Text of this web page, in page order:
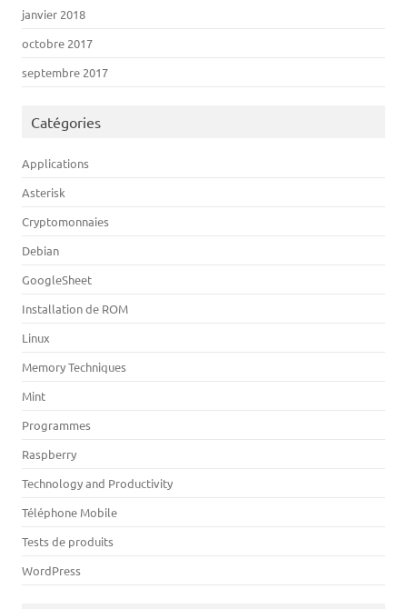
janvier 2018
octobre 2017
septembre 2017
Catégories
Applications
Asterisk
Cryptomonnaies
Debian
GoogleSheet
Installation de ROM
Linux
Memory Techniques
Mint
Programmes
Raspberry
Technology and Productivity
Téléphone Mobile
Tests de produits
WordPress